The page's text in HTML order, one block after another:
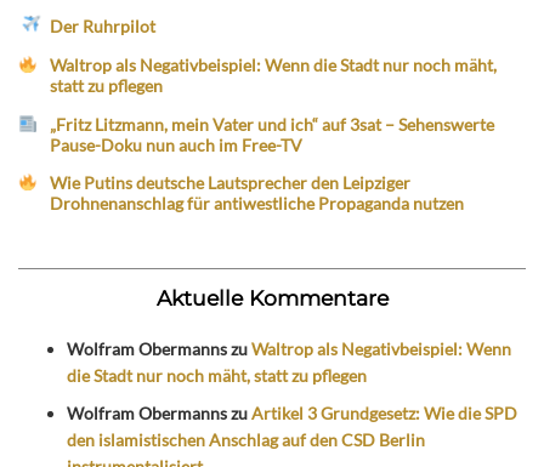
Der Ruhrpilot
Waltrop als Negativbeispiel: Wenn die Stadt nur noch mäht,
statt zu pflegen
„Fritz Litzmann, mein Vater und ich“ auf 3sat – Sehenswerte
Pause-Doku nun auch im Free-TV
Wie Putins deutsche Lautsprecher den Leipziger
Drohnenanschlag für antiwestliche Propaganda nutzen
Aktuelle Kommentare
Wolfram ObermannszuWaltrop als Negativbeispiel: Wenn
die Stadt nur noch mäht, statt zu pflegen
Wolfram ObermannszuArtikel 3 Grundgesetz: Wie die SPD
den islamistischen Anschlag auf den CSD Berlin